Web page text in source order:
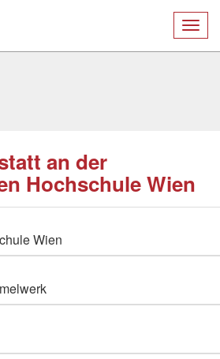
an der
Hochschule Wien
Wien